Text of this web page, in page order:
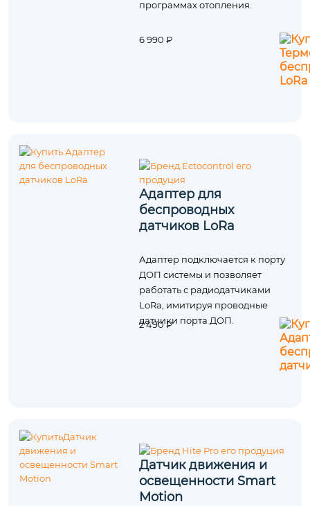
программах отопления.
6 990 ₽
Адаптер для
беспроводных
датчиков LoRa
Адаптер подключается к порту
ДОП системы и позволяет
работать с радиодатчиками
LoRa, имитируя проводные
датчики порта ДОП.
2 490 ₽
Датчик движения и
освещенности Smart
Motion